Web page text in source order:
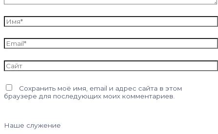
Имя*
Email*
Сайт
Сохранить моё имя, email и адрес сайта в этом
браузере для последующих моих комментариев.
Наше служение